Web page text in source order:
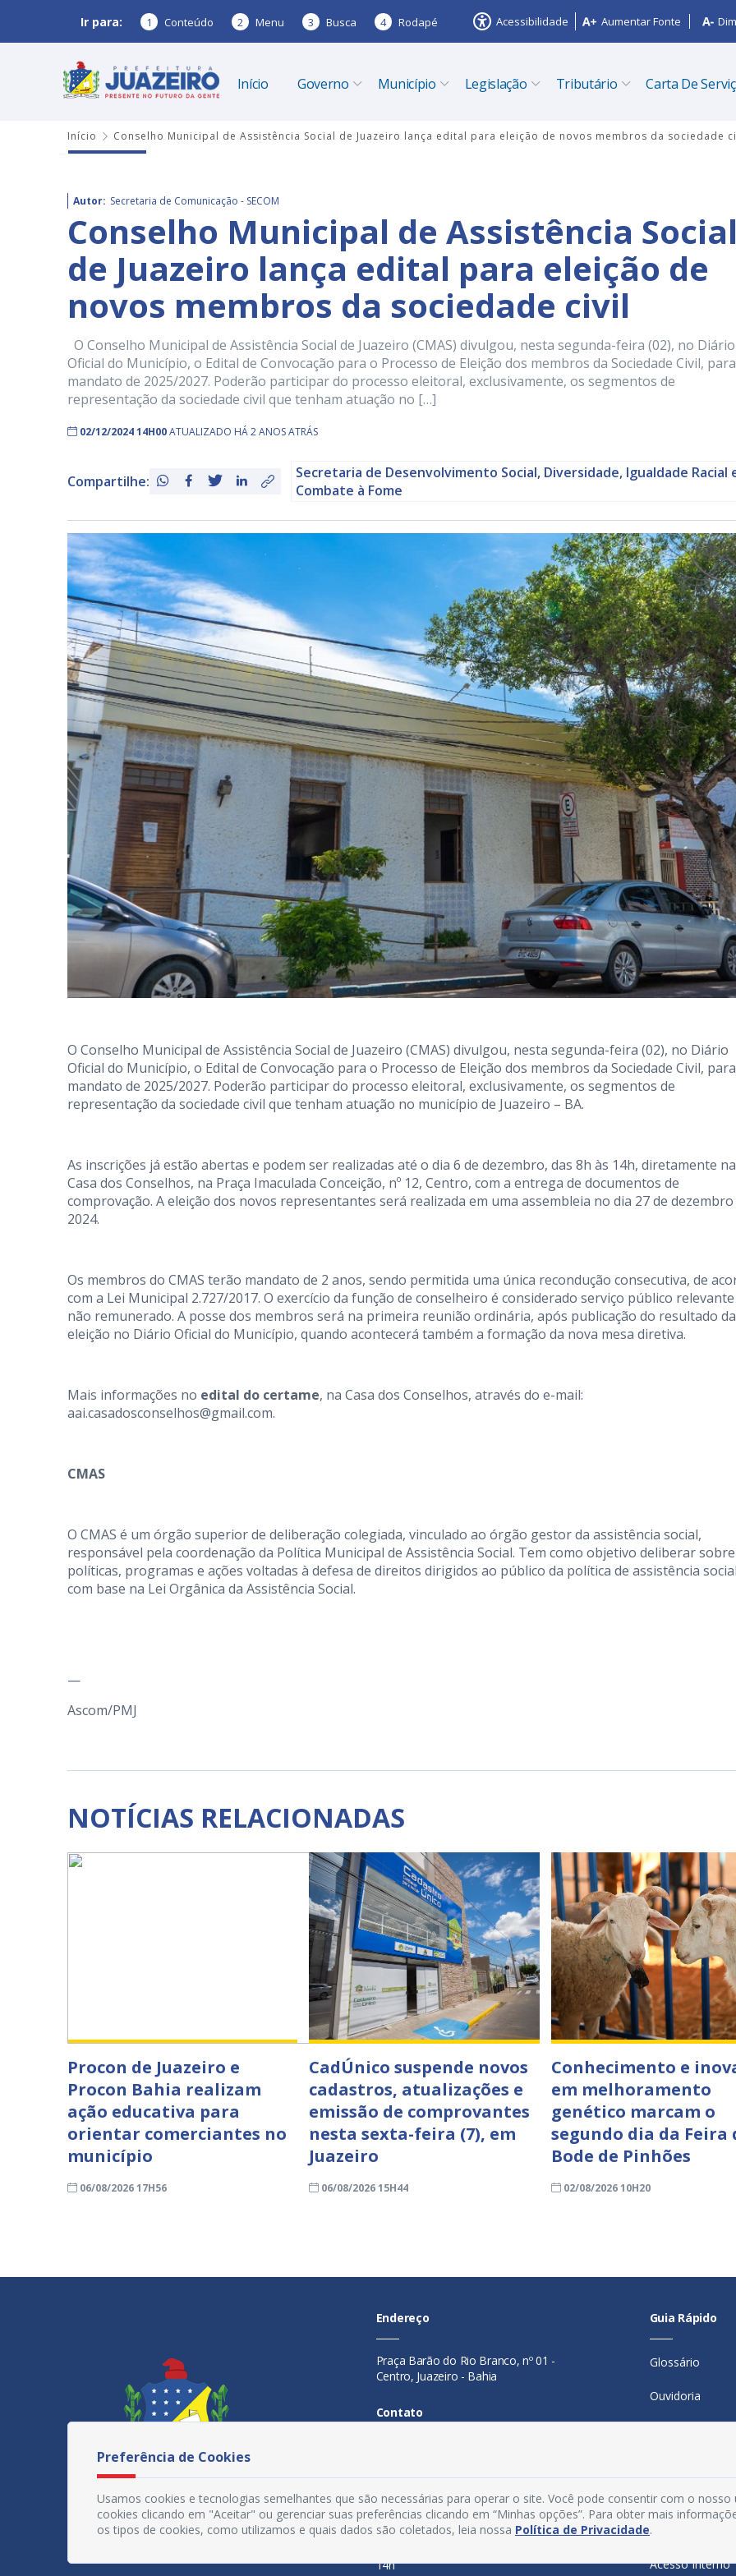
Ir para: 1 Conteúdo 2 Menu 3 Busca 4 Rodapé Acessibilidade Aumentar Fonte
Início Governo Município Legislação Tributário Carta De
Início Conselho Municipal de Assistência Social de Juazeiro lança edital para eleição de novos membros da sociedade
Autor: Secretaria de Comunicação - SECOM
Conselho Municipal de Assistência Social
de Juazeiro lança edital para eleição de
novos membros da sociedade civil
O Conselho Municipal de Assistência Social de Juazeiro (CMAS) divulgou, nesta segunda-feira (02), no Diário
Oficial do Município, o Edital de Convocação para o Processo de Eleição dos membros da Sociedade Civil,
mandato de 2025/2027. Poderão participar do processo eleitoral, exclusivamente, os segmentos de
representação da sociedade civil que tenham atuação no […]
02/12/2024 14H00ATUALIZADO HÁ 2 ANOS ATRÁS
Compartilhe:
Secretaria de Desenvolvimento Social, Diversidade, Igualdade Racial
Combate à Fome
O Conselho Municipal de Assistência Social de Juazeiro (CMAS) divulgou, nesta segunda-feira (02), no Diário
Oficial do Município, o Edital de Convocação para o Processo de Eleição dos membros da Sociedade Civil,
mandato de 2025/2027. Poderão participar do processo eleitoral, exclusivamente, os segmentos de
representação da sociedade civil que tenham atuação no município de Juazeiro – BA.
As inscrições já estão abertas e podem ser realizadas até o dia 6 de dezembro, das 8h às 14h, diretamente na
Casa dos Conselhos, na Praça Imaculada Conceição, nº 12, Centro, com a entrega de documentos de
comprovação. A eleição dos novos representantes será realizada em uma assembleia no dia 27 de dezembro
2024.
Os membros do CMAS terão mandato de 2 anos, sendo permitida uma única recondução consecutiva, de
com a Lei Municipal 2.727/2017. O exercício da função de conselheiro é considerado serviço público relevante
não remunerado. A posse dos membros será na primeira reunião ordinária, após publicação do resultado da
eleição no Diário Oficial do Município, quando acontecerá também a formação da nova mesa diretiva.
Mais informações no edital do certame, na Casa dos Conselhos, através do e-mail:
aai.casadosconselhos@gmail.com.
CMAS
O CMAS é um órgão superior de deliberação colegiada, vinculado ao órgão gestor da assistência social,
responsável pela coordenação da Política Municipal de Assistência Social. Tem como objetivo deliberar sobre
políticas, programas e ações voltadas à defesa de direitos dirigidos ao público da política de assistência
com base na Lei Orgânica da Assistência Social.
—
Ascom/PMJ
NOTÍCIAS RELACIONADAS
Procon de Juazeiro e
Procon Bahia realizam
ação educativa para
orientar comerciantes no
município
06/08/2026 17H56
CadÚnico suspende novos
cadastros, atualizações e
emissão de comprovantes
nesta sexta-feira (7), em
Juazeiro
06/08/2026 15H44
Conhecimento e
em melhoramento
genético marcam o
segundo dia da Feira
Bode de Pinhões
02/08/2026 10H20
Endereço
Praça Barão do Rio Branco, nº 01 -
Centro, Juazeiro - Bahia
Contato
Horário De Funcionamento
14h
Guia Rápido
Glossário
Ouvidoria
Manual de
Política de
Acesso Interno
Preferência de Cookies
Usamos cookies e tecnologias semelhantes que são necessárias para operar o site. Você pode consentir com o nosso
cookies clicando em "Aceitar" ou gerenciar suas preferências clicando em “Minhas opções”. Para obter mais
os tipos de cookies, como utilizamos e quais dados são coletados, leia nossa Política de Privacidade.